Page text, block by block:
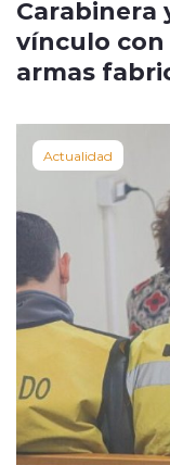
Carabinera
vínculo
armas
Actualidad